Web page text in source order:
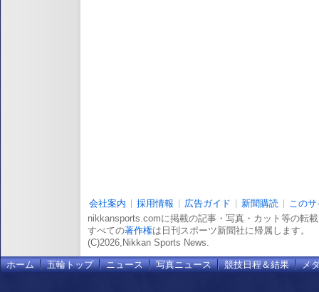
会社案内 採用情報 広告ガイド 新聞購読
この
nikkansports.comに掲載の記事・写真・カット等の転
すべての著作権は日刊スポーツ新聞社に帰属します。
(C)2026,Nikkan Sports News.
ホーム 五輪トップ ニュース 写真ニュース 競技日程＆結果 メ